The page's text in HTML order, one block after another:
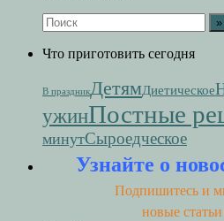
Что приготовить сегодня
В праздникДетямДиетическое
ужинПостные
минутСыроедческое
Узнайте о
Подпишитесь и
новые